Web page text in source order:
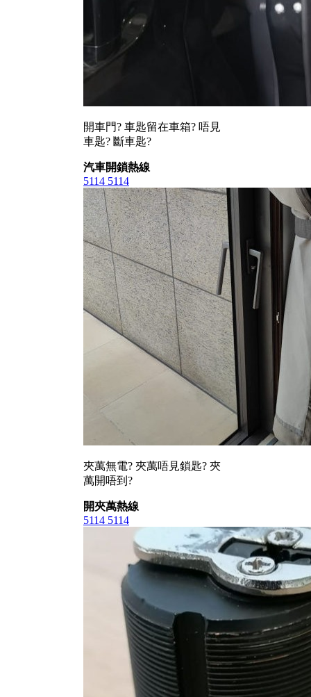
開車門? 車匙留在車箱? 唔見
車匙? 斷車匙?
汽車開鎖熱線
5114 5114
夾萬無電? 夾萬唔見鎖匙? 夾
萬開唔到?
開夾萬熱線
5114 5114